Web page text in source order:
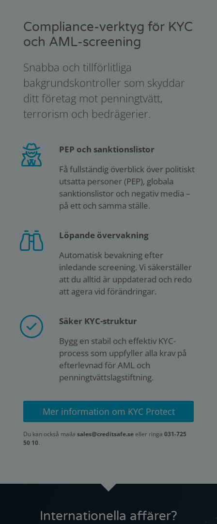
Compliance-verktyg för KYC
och AML-screening
Snabba och tillförlitliga
bakgrundskontroller som skyddar
ditt företag mot penningtvätt,
terrorism och bedrägerier.
PEP och sanktionslistor
Få fullständig överblick över politiskt
utsatta personer (PEP), globala
sanktionslistor och negativ media –
på ett och samma ställe.
Löpande övervakning
Automatisk bevakning efter
inledande screening. Vi säkerställer
att du alltid är uppdaterad och redo
att agera vid förändringar.
Säker KYC-struktur
Bygg en stabil och effektiv KYC-
process som uppfyller alla krav på
efterlevnad för AML och
penningtvättslagstiftning.
Mer information om KYC Protect
Du kan också maila sales@creditsafe.seeller ringa 031-725
50 10.
Internationella affärer?